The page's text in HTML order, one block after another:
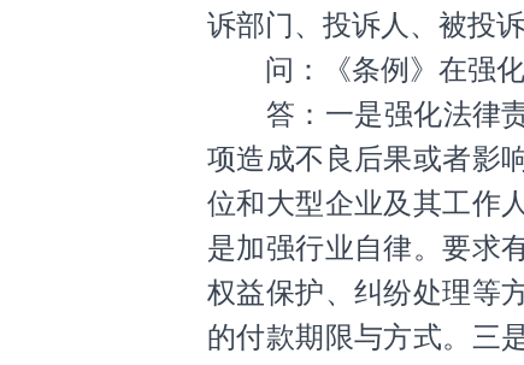
诉部门、投诉人、被投
问：《条例》在强化
答：一是强化法律责
项造成不良后果或者影
位和大型企业及其工作
是加强行业自律。要求
权益保护、纠纷处理等
的付款期限与方式。三